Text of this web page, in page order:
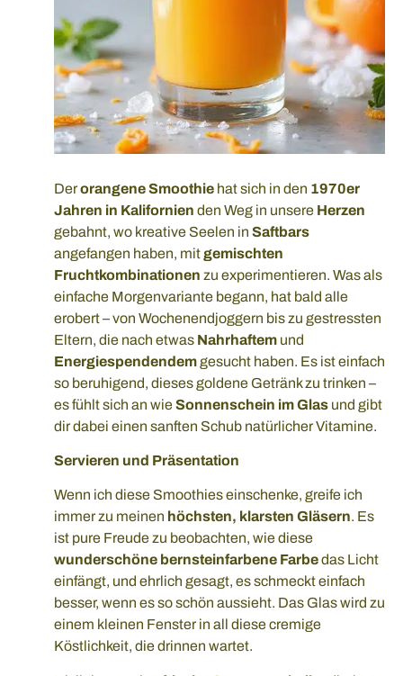
Derorangene Smoothie hat sich in den 1970er
Jahren in Kalifornien den Weg in unsere Herzen
gebahnt, wo kreative Seelen in Saftbars
angefangen haben, mitgemischten
Fruchtkombinationen zu experimentieren. Was als
einfache Morgenvariante begann, hat bald alle
erobert – von Wochenendjoggern bis zu gestressten
Eltern, die nach etwas Nahrhaftem und
Energiespendendemgesucht haben. Es ist einfach
so beruhigend, dieses goldene Getränk zu trinken –
es fühlt sich an wieSonnenschein im Glas und gibt
dir dabei einen sanften Schub natürlicher Vitamine.
Servieren und Präsentation
Wenn ich diese Smoothies einschenke, greife ich
immer zu meinen höchsten, klarsten Gläsern. Es
ist pure Freude zu beobachten, wie diese
wunderschöne bernsteinfarbene Farbedas Licht
einfängt, und ehrlich gesagt, es schmeckt einfach
besser, wenn es so schön aussieht. Das Glas wird zu
einem kleinen Fenster in all diese cremige
Köstlichkeit, die drinnen wartet.